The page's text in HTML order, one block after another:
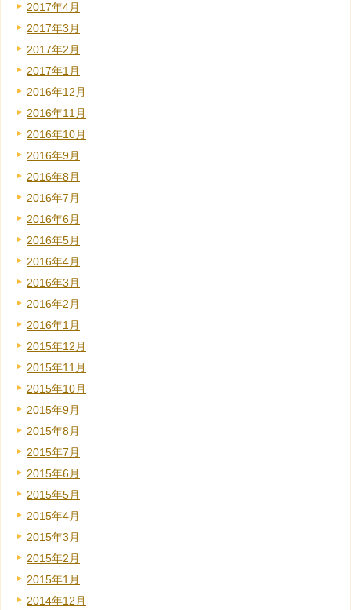
2017年4月
2017年3月
2017年2月
2017年1月
2016年12月
2016年11月
2016年10月
2016年9月
2016年8月
2016年7月
2016年6月
2016年5月
2016年4月
2016年3月
2016年2月
2016年1月
2015年12月
2015年11月
2015年10月
2015年9月
2015年8月
2015年7月
2015年6月
2015年5月
2015年4月
2015年3月
2015年2月
2015年1月
2014年12月